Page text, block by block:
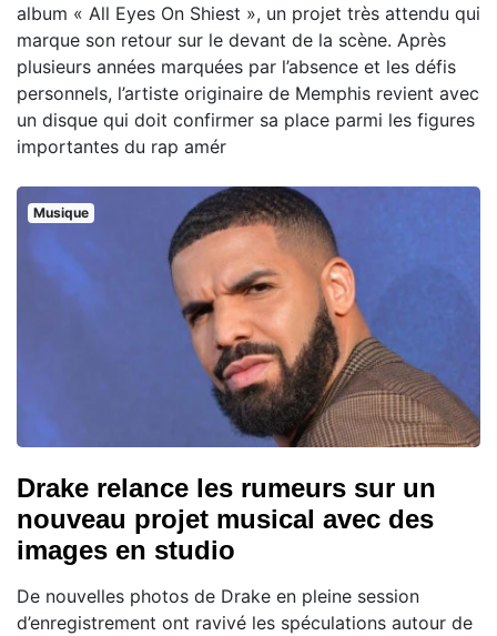
album « All Eyes On Shiest », un projet très attendu qui
marque son retour sur le devant de la scène. Après
plusieurs années marquées par l’absence et les défis
personnels, l’artiste originaire de Memphis revient avec
un disque qui doit confirmer sa place parmi les figures
importantes du rap amér
Musique
Drake relance les rumeurs sur un
nouveau projet musical avec des
images en studio
De nouvelles photos de Drake en pleine session
d’enregistrement ont ravivé les spéculations autour de